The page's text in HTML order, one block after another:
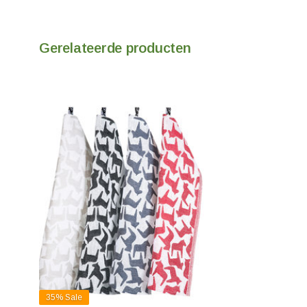
Gerelateerde producten
35% Sale